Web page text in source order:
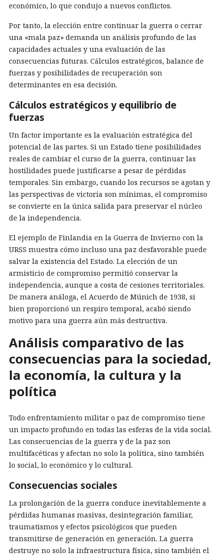
económico, lo que condujo a nuevos conflictos.
Por tanto, la elección entre continuar la guerra o cerrar
una «mala paz» demanda un análisis profundo de las
capacidades actuales y una evaluación de las
consecuencias futuras. Cálculos estratégicos, balance de
fuerzas y posibilidades de recuperación son
determinantes en esa decisión.
Cálculos estratégicos y equilibrio de
fuerzas
Un factor importante es la evaluación estratégica del
potencial de las partes. Si un Estado tiene posibilidades
reales de cambiar el curso de la guerra, continuar las
hostilidades puede justificarse a pesar de pérdidas
temporales. Sin embargo, cuando los recursos se agotan y
las perspectivas de victoria son mínimas, el compromiso
se convierte en la única salida para preservar el núcleo
de la independencia.
El ejemplo de Finlandia en la Guerra de Invierno con la
URSS muestra cómo incluso una paz desfavorable puede
salvar la existencia del Estado. La elección de un
armisticio de compromiso permitió conservar la
independencia, aunque a costa de cesiones territoriales.
De manera análoga, el Acuerdo de Múnich de 1938, si
bien proporcionó un respiro temporal, acabó siendo
motivo para una guerra aún más destructiva.
Análisis comparativo de las
consecuencias para la sociedad,
la economía, la cultura y la
política
Todo enfrentamiento militar o paz de compromiso tiene
un impacto profundo en todas las esferas de la vida social.
Las consecuencias de la guerra y de la paz son
multifacéticas y afectan no solo la política, sino también
lo social, lo económico y lo cultural.
Consecuencias sociales
La prolongación de la guerra conduce inevitablemente a
pérdidas humanas masivas, desintegración familiar,
traumatismos y efectos psicológicos que pueden
transmitirse de generación en generación. La guerra
destruye no solo la infraestructura física, sino también el